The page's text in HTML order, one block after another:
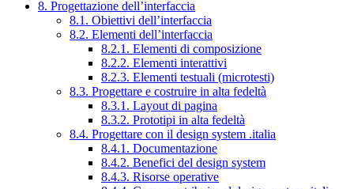
8. Progettazione dell’interfaccia
8.1. Obiettivi dell’interfaccia
8.2. Elementi dell’interfaccia
8.2.1. Elementi di composizione
8.2.2. Elementi interattivi
8.2.3. Elementi testuali (microtesti)
8.3. Progettare e costruire in alta fedeltà
8.3.1. Layout di pagina
8.3.2. Prototipi in alta fedeltà
8.4. Progettare con il design system .italia
8.4.1. Documentazione
8.4.2. Benefici del design system
8.4.3. Risorse operative